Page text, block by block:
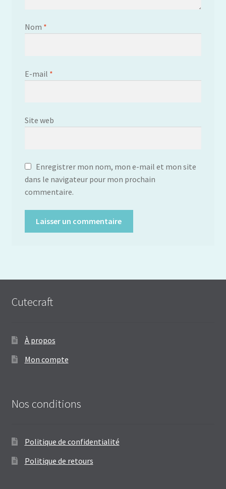
Nom *
E-mail *
Site web
Enregistrer mon nom, mon e-mail et mon site
dans le navigateur pour mon prochain
commentaire.
Cutecraft
À propos
Mon compte
Nos conditions
Politique de confidentialité
Politique de retours